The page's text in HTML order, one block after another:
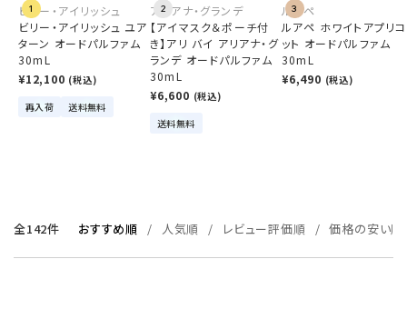
1
ビリー・アイリッシュ
ビリー・アイリッシュ ユア
ターン オードパルファム
30mL
¥12,100 (税込)
再入荷
送料無料
2
アリアナ・グランデ
【アイマスク＆ポーチ付
き】アリ バイ アリアナ・グ
ランデ オードパルファム
30mL
¥6,600 (税込)
送料無料
3
ルアペ
ルアペ ホワイトアプリコ
ット オードパルファム
30mL
¥6,490 (税込)
全142件 おすすめ順 人気順 レビュー評価順 価格の安い順